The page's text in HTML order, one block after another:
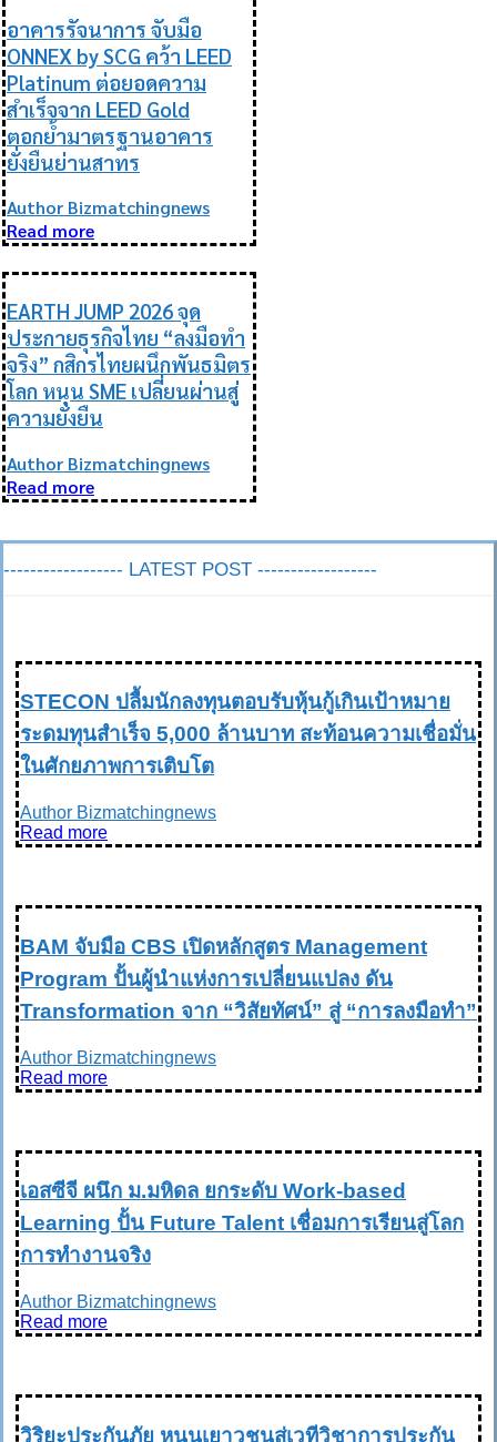
อาคารรัจนาการ จับมือ
ONNEX by SCG คว้า LEED
Platinum ต่อยอดความ
สำเร็จจาก LEED Gold
ตอกย้ำมาตรฐานอาคาร
ยั่งยืนย่านสาทร
Author Bizmatchingnews
Read more
EARTH JUMP 2026 จุด
ประกายธุรกิจไทย “ลงมือทำ
จริง” กสิกรไทยผนึกพันธมิตร
โลก หนุน SME เปลี่ยนผ่านสู่
ความยั่งยืน
Author Bizmatchingnews
Read more
------------------ LATEST POST ------------------
STECON ปลื้มนักลงทุนตอบรับหุ้นกู้เกินเป้าหมาย
ระดมทุนสำเร็จ 5,000 ล้านบาท สะท้อนความเชื่อมั่น
ในศักยภาพการเติบโต
Author Bizmatchingnews
Read more
BAM จับมือ CBS เปิดหลักสูตร Management
Program ปั้นผู้นำแห่งการเปลี่ยนแปลง ดัน
Transformation จาก “วิสัยทัศน์” สู่ “การลงมือทำ”
Author Bizmatchingnews
Read more
เอสซีจี ผนึก ม.มหิดล ยกระดับ Work-based
Learning ปั้น Future Talent เชื่อมการเรียนสู่โลก
การทำงานจริง
Author Bizmatchingnews
Read more
วิริยะประกันภัย หนุนเยาวชนสู่เวทีวิชาการประกัน